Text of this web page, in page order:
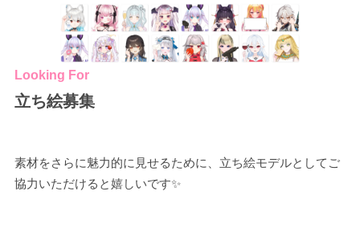
Looking For
立ち絵募集
素材をさらに魅力的に見せるために、立ち絵モデルとしてご
協力いただけると嬉しいです✨